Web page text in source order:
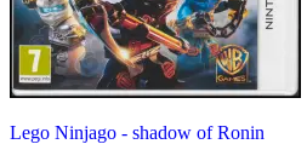
Lego Ninjago - shadow of Ronin